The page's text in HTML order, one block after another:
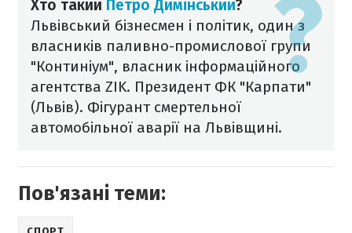
Хто такий Петро Димінський?
Львівський бізнесмен і політик, один з
власників паливно-промислової групи
"Континіум", власник інформаційного
агентства ZIK. Президент ФК "Карпати"
(Львів). Фігурант смертельної
автомобільної аварії на Львівщині.
Пов'язані теми: